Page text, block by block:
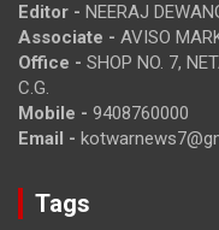
Editor - NEERAJ
Associate - AVISO
Office - SHOP NO. 7,
C.G.
Mobile - 9408760000
Email -
Tags